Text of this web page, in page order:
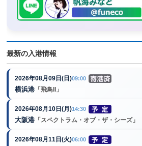
最新の入港情報
2026年08月09日(日)09:00
横浜港 「飛鳥II」
2026年08月10日(月)14:30
大阪港 「スペクトラム・オブ・ザ・シーズ」
2026年08月11日(火)06:00